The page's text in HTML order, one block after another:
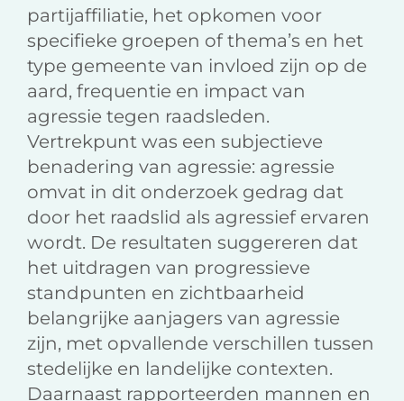
partijaffiliatie, het opkomen voor
specifieke groepen of thema’s en het
type gemeente van invloed zijn op de
aard, frequentie en impact van
agressie tegen raadsleden.
Vertrekpunt was een subjectieve
benadering van agressie: agressie
omvat in dit onderzoek gedrag dat
door het raadslid als agressief ervaren
wordt. De resultaten suggereren dat
het uitdragen van progressieve
standpunten en zichtbaarheid
belangrijke aanjagers van agressie
zijn, met opvallende verschillen tussen
stedelijke en landelijke contexten.
Daarnaast rapporteerden mannen en